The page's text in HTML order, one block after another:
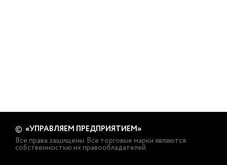
© «УПРАВЛЯЕМ ПРЕДПРИЯТИЕМ»
Все права защищены. Все торговые марки являются
собственностью их правообладателей.